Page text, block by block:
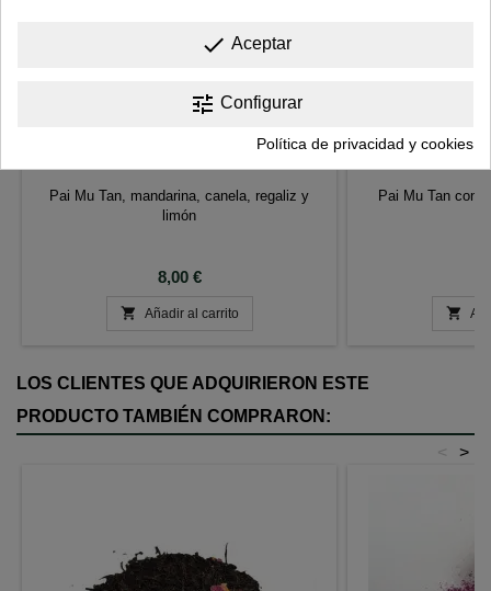
Pai Mu Tan, mandarina, canela, regaliz y
limón
Precio
8,00 €
 Añadir al carrito
Pai Mu Tan con

LOS CLIENTES QUE ADQUIRIERON ESTE
PRODUCTO TAMBIÉN COMPRARON:
>
<
done Aceptar
tune Configurar
Política de privacidad y cookies